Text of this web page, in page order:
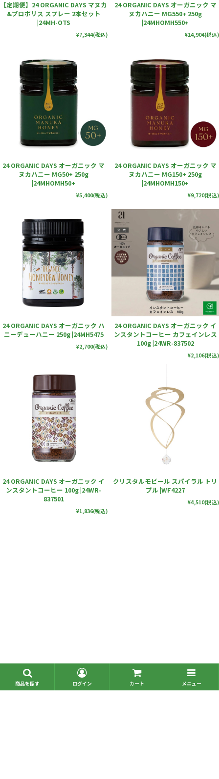
【定期便】24 ORGANIC DAYS マヌカ
&プロポリス スプレー 2本セット
|24MH-OTS
¥7,344(税込)
24 ORGANIC DAYS オーガニック マ
ヌカハニー MG550+ 250g
|24MHOMH550+
¥14,904(税込)
24 ORGANIC DAYS オーガニック マ
ヌカハニー MG50+ 250g
|24MHOMH50+
¥5,400(税込)
24 ORGANIC DAYS オーガニック マ
ヌカハニー MG150+ 250g
|24MHOMH150+
¥9,720(税込)
24 ORGANIC DAYS オーガニック ハ
ニーデューハニー 250g |24MH5475
¥2,700(税込)
24 ORGANIC DAYS オーガニック イ
ンスタントコーヒー カフェインレス
100g |24WR-837502
¥2,106(税込)
24 ORGANIC DAYS オーガニック イ
ンスタントコーヒー 100g |24WR-
837501
¥1,836(税込)
クリスタルモビール スパイラル トリ
プル |WF4227
¥4,510(税込)